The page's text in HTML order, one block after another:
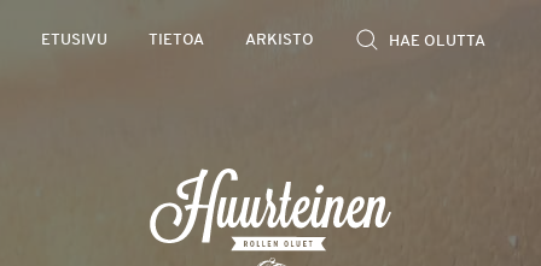
ETUSIVU TIETOA ARKISTO